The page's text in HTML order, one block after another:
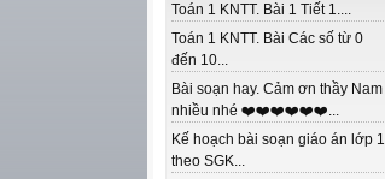
Toán 1 KNTT. Bài 1 Tiết 1....
Toán 1 KNTT. Bài Các số từ 0
đến 10...
Bài soạn hay. Cảm ơn thầy Nam
nhiều nhé ❤️❤️❤️❤️❤️❤️...
Kế hoạch bài soạn giáo án lớp 1
theo SGK...